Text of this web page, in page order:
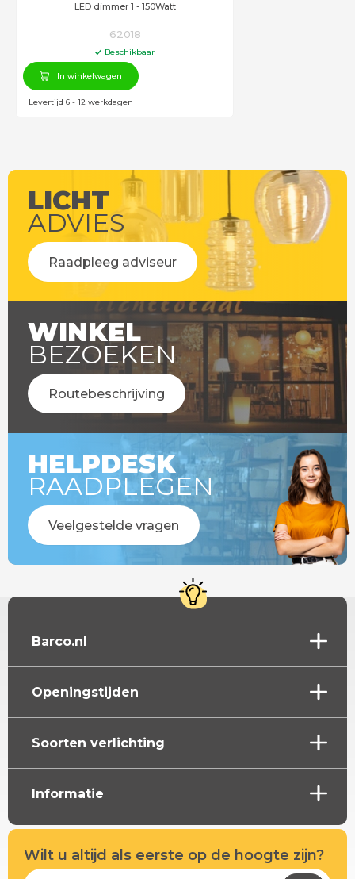
LED dimmer 1 - 150Watt
62018
Beschikbaar
In winkelwagen
Levertijd 6 - 12 werkdagen
LICHT
ADVIES
Raadpleeg adviseur
WINKEL
BEZOEKEN
Routebeschrijving
HELPDESK
RAADPLEGEN
Veelgestelde vragen
Barco.nl
Openingstijden
Soorten verlichting
Informatie
Wilt u altijd als eerste op de hoogte zijn?